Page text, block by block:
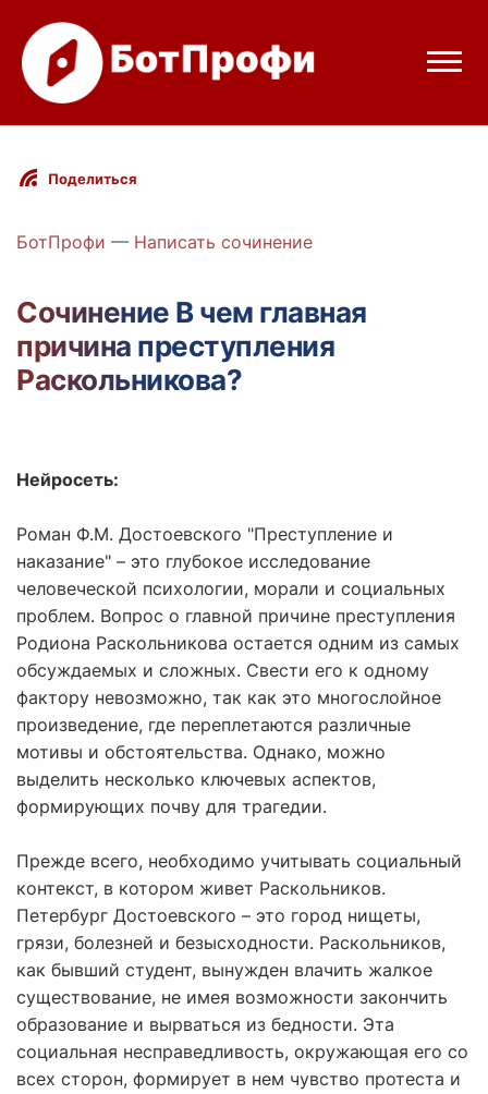
Режимы бота
Цены
Вход с Telegram
Поделиться
БотПрофи — Написать сочинение
Сочинение В чем главная
причина преступления
Раскольникова?
Нейросеть:
Роман Ф.М. Достоевского "Преступление и
наказание" – это глубокое исследование
человеческой психологии, морали и социальных
проблем. Вопрос о главной причине преступления
Родиона Раскольникова остается одним из самых
обсуждаемых и сложных. Свести его к одному
фактору невозможно, так как это многослойное
произведение, где переплетаются различные
мотивы и обстоятельства. Однако, можно
выделить несколько ключевых аспектов,
формирующих почву для трагедии.
Прежде всего, необходимо учитывать социальный
контекст, в котором живет Раскольников.
Петербург Достоевского – это город нищеты,
грязи, болезней и безысходности. Раскольников,
как бывший студент, вынужден влачить жалкое
существование, не имея возможности закончить
образование и вырваться из бедности. Эта
социальная несправедливость, окружающая его со
всех сторон, формирует в нем чувство протеста и